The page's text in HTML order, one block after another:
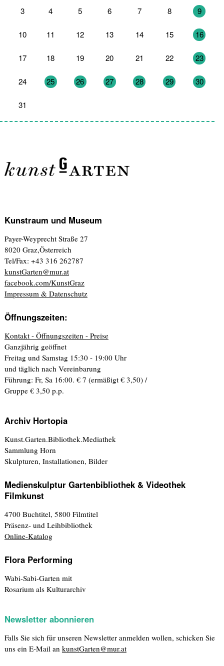
3 4 5 6 7 8 9
10 11 12 13 14 15 16
17 18 19 20 21 22 23
24 25 26 27 28 29 30
31
Kunstraum und Museum
Payer-Weyprecht Straße 27
8020 Graz,Österreich
Tel/Fax: +43 316 262787
kunstGarten@mur.at
facebook.com/KunstGraz
Impressum & Datenschutz
Öffnungszeiten:
Kontakt - Öffnungszeiten - Preise
Ganzjährig geöffnet
Freitag und Samstag 15:30 - 19:00 Uhr
und täglich nach Vereinbarung
Führung: Fr, Sa 16:00. € 7 (ermäßigt € 3,50) /
Gruppe € 3,50 p.p.
Archiv Hortopia
Kunst.Garten.Bibliothek.Mediathek
Sammlung Horn
Skulpturen, Installationen, Bilder
Medienskulptur Gartenbibliothek & Videothek
Filmkunst
4700 Buchtitel, 5800 Filmtitel
Präsenz- und Leihbibliothek
Online-Katalog
Flora Performing
Wabi-Sabi-Garten mit
Rosarium als Kulturarchiv
Newsletter abonnieren
Falls Sie sich für unseren Newsletter anmelden wollen, schicken Sie
uns ein E-Mail an kunstGarten@mur.at